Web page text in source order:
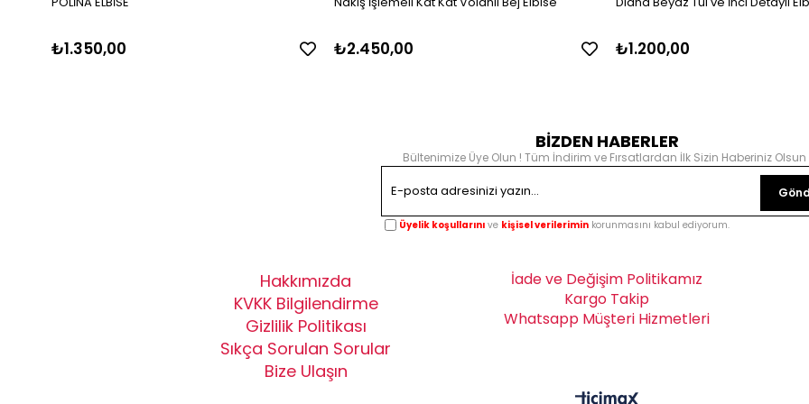
₺1.350,00 ₺2.450,00 ₺1.200,00
BİZDEN HABERLER
Bültenimize Üye Olun ! Tüm İndirim ve Fırsatlardan İlk Sizin Haberiniz Olsun
Üyelik koşullarını ve kişisel verilerimin korunmasını kabul ediyorum.
Hakkımızda
KVKK Bilgilendirme
Gizlilik Politikası
Sıkça Sorulan Sorular
Bize Ulaşın
İade ve Değişim Politikamız
Kargo Takip
Whatsapp Müşteri Hizmetleri